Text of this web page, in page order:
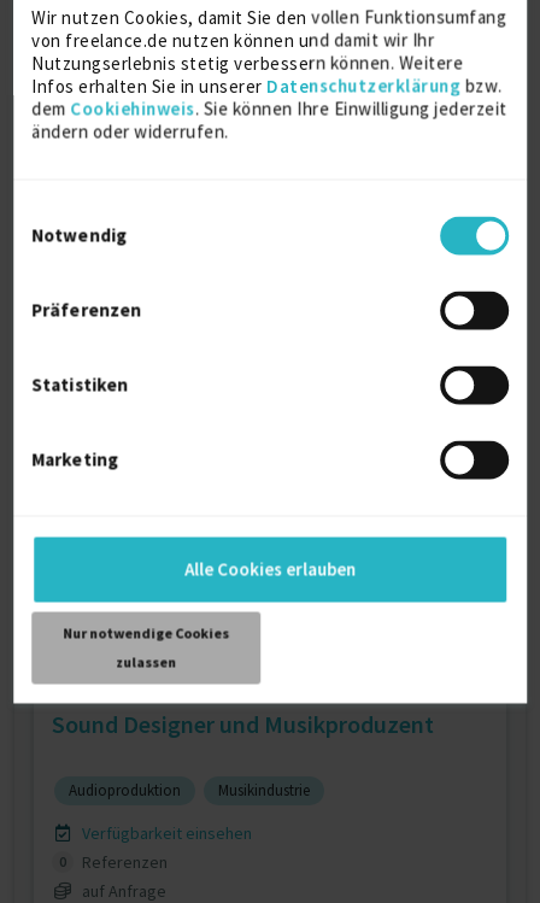
Wir nutzen Cookies, damit Sie den vollen Funktionsumfang
von freelance.de nutzen können und damit wir Ihr
Nutzungserlebnis stetig verbessern können. Weitere
Infos erhalten Sie in unserer Datenschutzerklärung bzw.
dem Cookiehinweis. Sie können Ihre Einwilligung jederzeit
ändern oder widerrufen.
Notwendig
Präferenzen
Statistiken
Marketing
Alle Cookies erlauben
Nur notwendige Cookies
zulassen
0
Referenzen
auf Anfrage
D-34311 Naumburg
Content Creator & Musikproduzent
auf Anfrage
Sound Designer und Musikproduzent
Audioproduktion Musikindustrie
Verfügbarkeit einsehen
0
Referenzen
auf Anfrage